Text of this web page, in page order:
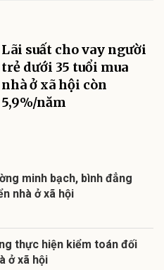
Lãi suất cho vay người
trẻ dưới 35 tuổi mua
nhà ở xã hội còn
5,9%/năm
minh bạch, bình đẳng
nhà ở xã hội
thực hiện kiểm toán đối
ở xã hội